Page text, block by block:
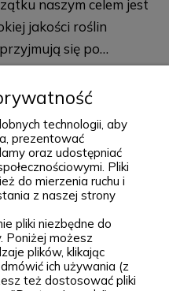
naszym celem jest
jakości roślin
się po
przydomowe
oraz
Za Zieloną Parą
z dużą starannością
w naszej
zarówno
jak i ciekawsze,
drzewa, byliny
roślina jest przez
przycinana i
technologii, aby
prezentować
oraz udostępniać
Pliki
do mierzenia ruchu i
z naszej strony
pliki niezbędne do
Poniżej możesz
plików, klikając
ich używania (z
też dostosować pliki